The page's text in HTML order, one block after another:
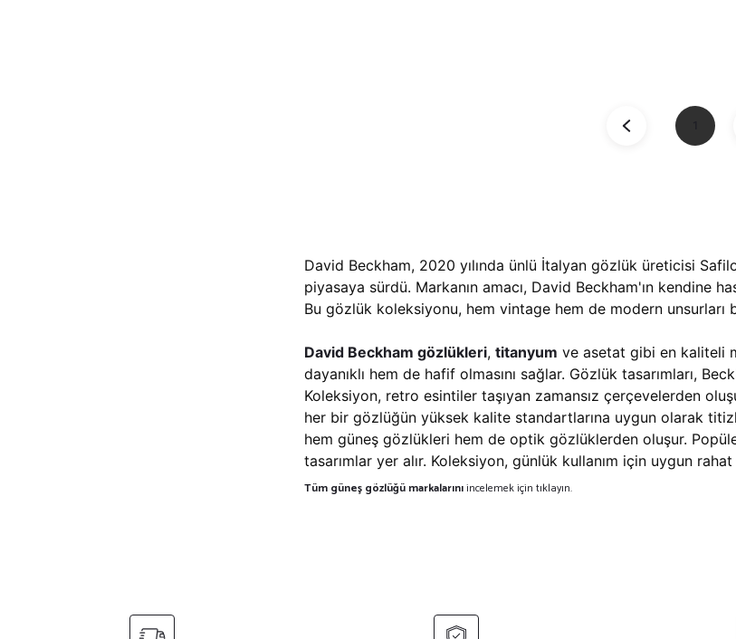
David Beckham, 2020 yılında ünlü İtalyan gözlük üreticisi
piyasaya sürdü. Markanın amacı, David Beckham'ın kendine
Bu gözlük koleksiyonu, hem vintage hem de modern
David Beckham gözlükleri, titanyum ve asetat gibi en kaliteli
dayanıklı hem de hafif olmasını sağlar. Gözlük tasarımları,
Koleksiyon, retro esintiler taşıyan zamansız çerçevelerden
her bir gözlüğün yüksek kalite standartlarına uygun olarak
hem güneş gözlükleri hem de optik gözlüklerden oluşur.
tasarımlar yer alır. Koleksiyon, günlük kullanım için uygun
Tüm güneş gözlüğü markalarınıincelemek için tıklayın.